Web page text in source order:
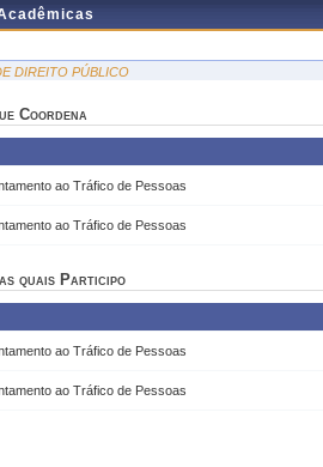
DIREITO PÚBLICO
Coordena
ao Tráfico de Pessoas
ao Tráfico de Pessoas
quais Participo
ao Tráfico de Pessoas
ao Tráfico de Pessoas